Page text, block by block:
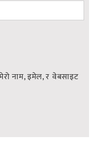
नाम, इमेल, र वेबसाइट